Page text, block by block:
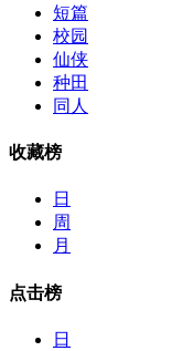
短篇
校园
仙侠
种田
同人
收藏榜
日
周
月
点击榜
日